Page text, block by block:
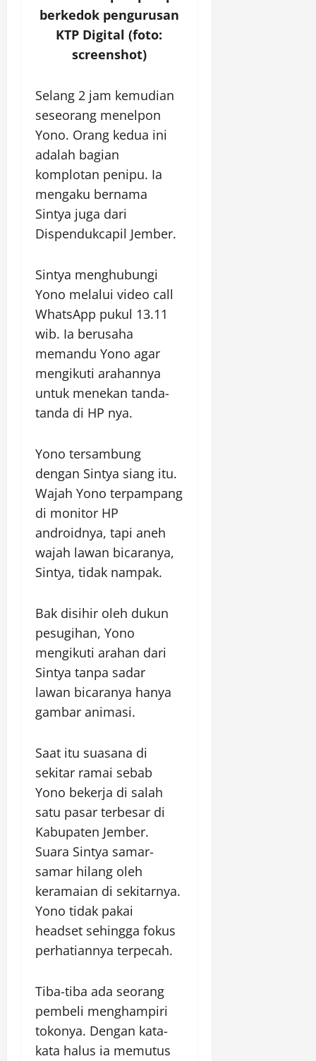
berkedok pengurusan
KTP Digital (foto:
screenshot)
Selang 2 jam kemudian
seseorang menelpon
Yono. Orang kedua ini
adalah bagian
komplotan penipu. Ia
mengaku bernama
Sintya juga dari
Dispendukcapil Jember.
Sintya menghubungi
Yono melalui video call
WhatsApp pukul 13.11
wib. Ia berusaha
memandu Yono agar
mengikuti arahannya
untuk menekan tanda-
tanda di HP nya.
Yono tersambung
dengan Sintya siang itu.
Wajah Yono terpampang
di monitor HP
androidnya, tapi aneh
wajah lawan bicaranya,
Sintya, tidak nampak.
Bak disihir oleh dukun
pesugihan, Yono
mengikuti arahan dari
Sintya tanpa sadar
lawan bicaranya hanya
gambar animasi.
Saat itu suasana di
sekitar ramai sebab
Yono bekerja di salah
satu pasar terbesar di
Kabupaten Jember.
Suara Sintya samar-
samar hilang oleh
keramaian di sekitarnya.
Yono tidak pakai
headset sehingga fokus
perhatiannya terpecah.
Tiba-tiba ada seorang
pembeli menghampiri
tokonya. Dengan kata-
kata halus ia memutus